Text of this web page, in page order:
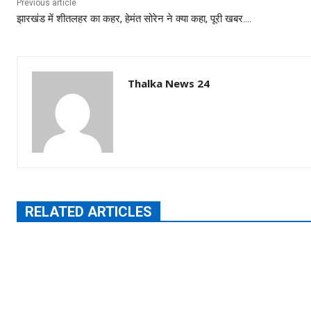
Previous article
झारखंड में शीतलहर का कहर, हेमंत सोरेन ने क्या कहा, पूरी खबर….
Thalka News 24
RELATED ARTICLES